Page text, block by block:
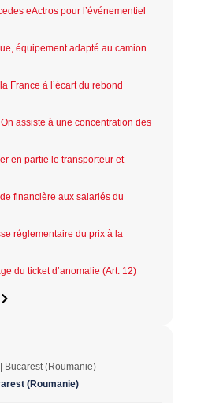
eActros pour l’événementiel
équipement adapté au camion
France à l’écart du rebond
assiste à une concentration des
en partie le transporteur et
financière aux salariés du
réglementaire du prix à la
du ticket d’anomalie (Art. 12)
Bucarest (Roumanie)
(Roumanie)